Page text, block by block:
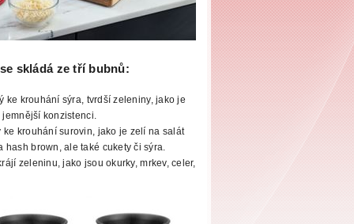
skládá ze tří bubnů:
ke krouhání sýra, tvrdší zeleniny, jako je
jemnější konzistenci.
ke krouhání surovin, jako je zelí na salát
hash brown, ale také cukety či sýra.
zeleninu, jako jsou okurky, mrkev, celer,